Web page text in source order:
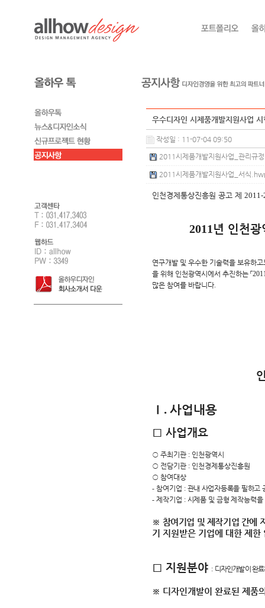
우수디자인 시제품개발지원사업
작성일 : 11-07-04 09:50
2011시제품개발지원사업_관리규
2011시제품개발지원사업_서식
인천경제통상진흥원 공고 제 2011-
2011 년 인천
연구개발 및 우수한 기술력을 보유하
을 위해 인천광역시에서 추진하는 「
많은 참여를 바랍니다.
Ⅰ . 사업내용
□ 사업개요
○ 주최기관 : 인천광역시
○ 전담기관 : 인천경제통상진흥원
○ 참여대상
- 참여기업 : 관내 사업자등록을 필하고
- 제작기업 : 시제품 및 금형 제작능력
※ 참여기업 및 제작기업 간에
기 지원받은 기업에 대한 제한
□ 지원분야 : 디자인개발이 완
※ 디자인개발이 완료된 제품